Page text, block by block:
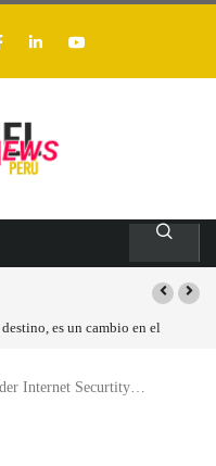
es un cambio en el
Internet Securtity…